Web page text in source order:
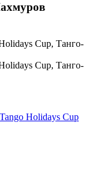
Cup, Танго-
Cup, Танго-
Holidays Cup